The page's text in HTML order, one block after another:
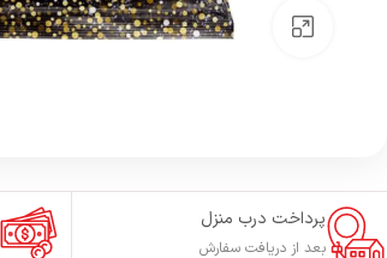
بزرگنمایی تصویر
پرداخت درب منزل
بعد از دریافت سفارش